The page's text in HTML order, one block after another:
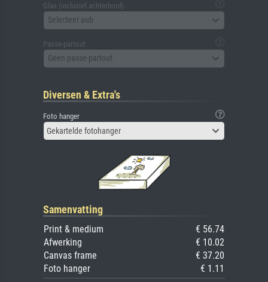
Glas (inclusief achterbord)
Selecteer aub
Passe-partout
Geen passe-partout
Diversen & Extra's
Foto hanger
Gekartelde fotohanger
Samenvatting
Print & medium
€ 56.74
Afwerking
€ 10.02
Canvas frame
€ 37.20
Foto hanger
€ 1.11